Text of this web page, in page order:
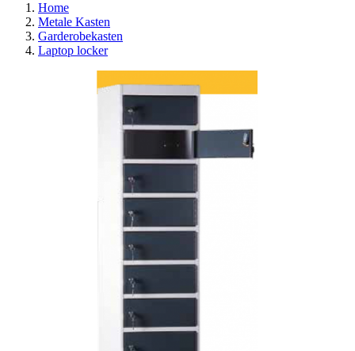
Home
Metale Kasten
Garderobekasten
Laptop locker